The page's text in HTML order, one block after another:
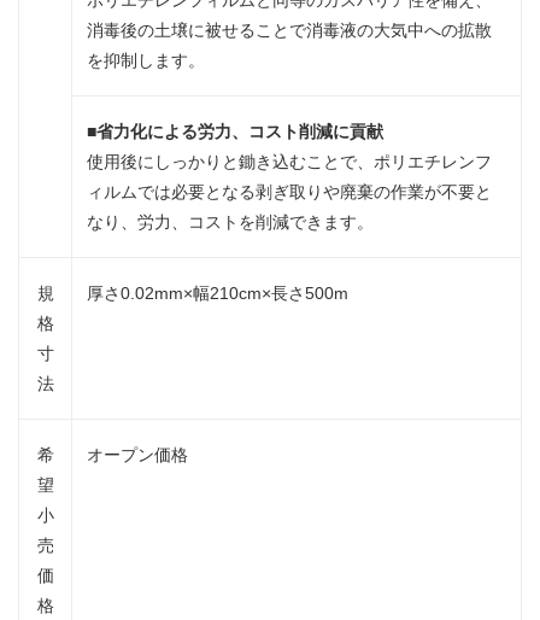
消毒後の土壌に被せることで消毒液の大気中への拡散
を抑制します。
■省力化による労力、コスト削減に貢献
使用後にしっかりと鋤き込むことで、ポリエチレンフ
ィルムでは必要となる剥ぎ取りや廃棄の作業が不要と
なり、労力、コストを削減できます。
規
格
寸
法
厚さ0.02mm×幅210cm×長さ500m
希
望
小
売
価
格
オープン価格